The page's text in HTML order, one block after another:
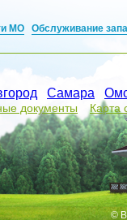
МО Обслуживание
Самара
документы Карта
©